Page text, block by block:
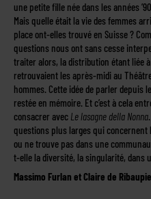
une petite fille née dans les années
Mais quelle était la vie des femmes
place ont-elles trouvé en Suisse ?
questions nous ont sans cesse
traiter alors, la distribution étant liée
retrouvaient les après-midi au
hommes. Cette idée de parler depuis
restée en mémoire. Et c’est à cela
consacrer avec Le lasagne della Nonna
questions plus larges qui
ou ne trouve pas dans une
t-elle la diversité, la singularité, dans
Massimo Furlan et Claire de